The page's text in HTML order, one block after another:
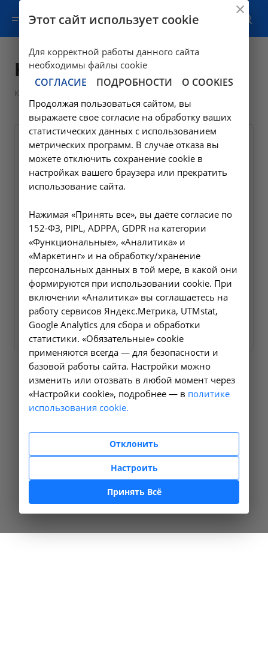
Корзина
Корзина
Ваша корзина пуста
Исправить это просто: выберите в
каталоге интересующий товар и нажмите
кнопку «В корзину»
В каталог
Этот сайт использует cookie
Для корректной работы данного сайта
необходимы файлы cookie
СОГЛАСИЕ ПОДРОБНОСТИ О COOKIES
Продолжая пользоваться сайтом, вы
выражаете свое согласие на обработку ваших
статистических данных с использованием
метрических программ. В случае отказа вы
можете отключить сохранение cookie в
настройках вашего браузера или прекратить
использование сайта.
Нажимая «Принять все», вы даёте согласие по
152-ФЗ, PIPL, ADPPA, GDPR на категории
«Функциональные», «Аналитика» и
«Маркетинг» и на обработку/хранение
персональных данных в той мере, в какой они
формируются при использовании cookie. При
включении «Аналитика» вы соглашаетесь на
работу сервисов Яндекс.Метрика, UTMstat,
Google Analytics для сбора и обработки
статистики. «Обязательные» cookie
применяются всегда — для безопасности и
базовой работы сайта. Настройки можно
изменить или отозвать в любой момент через
«Настройки cookie», подробнее — в политике
использования cookie.
Отклонить
Настроить
Принять Всё